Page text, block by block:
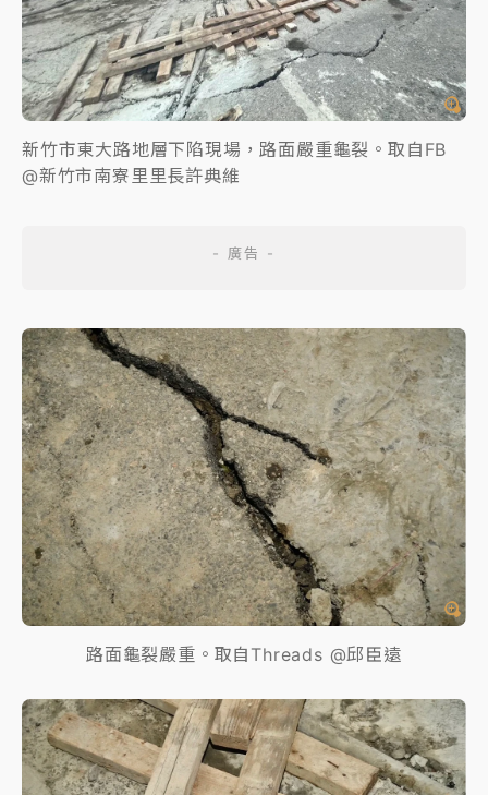
新竹市東大路地層下陷現場，路面嚴重龜裂。取自FB
@新竹市南寮里里長許典維
路面龜裂嚴重。取自Threads @邱臣遠